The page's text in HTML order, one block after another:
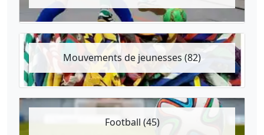
Mouvements de jeunesses (82)
Football (45)